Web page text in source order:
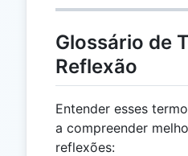
Glossário de
Reflexão
Entender esses
a compreender
reflexões: